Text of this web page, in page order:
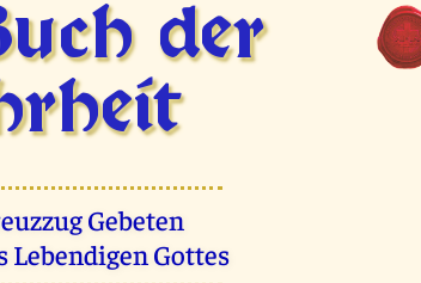
der
Gebeten
Lebendigen Gottes